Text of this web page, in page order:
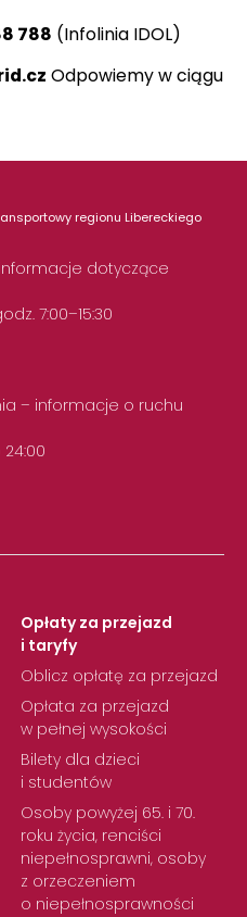
788 (Infolinia IDOL)
Odpowiemy w ciągu
regionu Libereckiego
dotyczące
7:00–15:30
– informacje o ruchu
Opłaty za przejazd
i taryfy
Oblicz opłatę za przejazd
Opłata za przejazd
w pełnej wysokości
Bilety dla dzieci
i studentów
Osoby powyżej 65. i 70.
roku życia, renciści
niepełnosprawni, osoby
z orzeczeniem
o niepełnosprawności